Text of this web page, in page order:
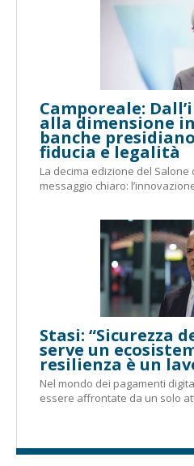
Camporeale:
alla dimensione
banche
fiducia e legalità
La decima edizione del
messaggio chiaro:
Stasi: “Sicurezza
serve un
resilienza è un
Nel mondo dei pagamenti
essere affrontate da un solo